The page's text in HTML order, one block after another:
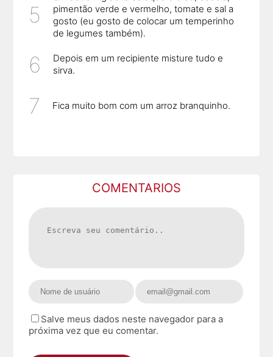
pimentão verde e vermelho, tomate e sal a
gosto (eu gosto de colocar um temperinho
de legumes também).
Depois em um recipiente misture tudo e
sirva.
Fica muito bom com um arroz branquinho.
COMENTARIOS
Salve meus dados neste navegador para a
próxima vez que eu comentar.